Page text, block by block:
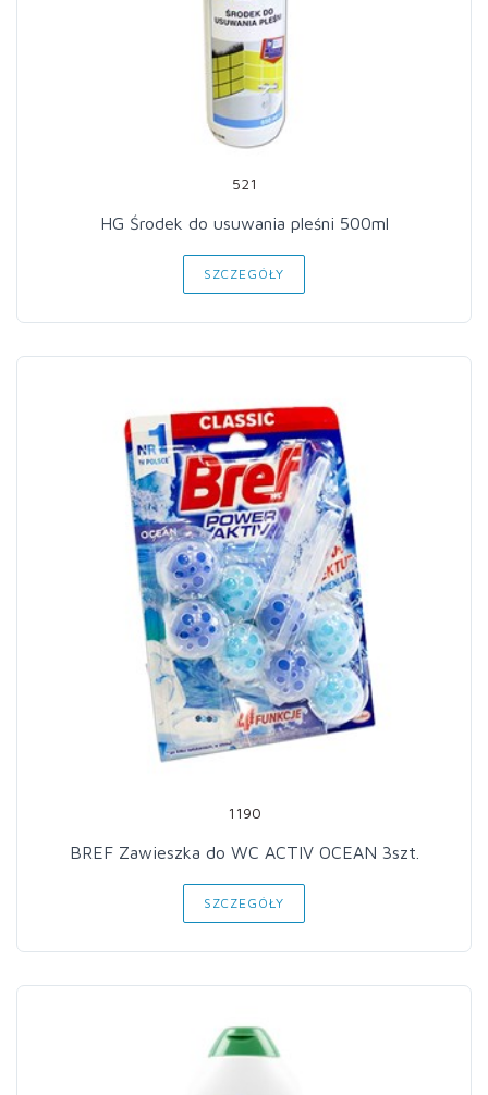
521
HG Środek do usuwania pleśni 500ml
SZCZEGÓŁY
1190
BREF Zawieszka do WC ACTIV OCEAN 3szt.
SZCZEGÓŁY